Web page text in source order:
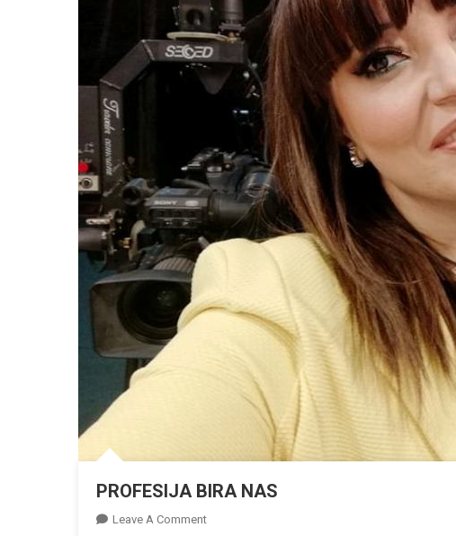
PROFESIJA BIRA NAS
Leave A CommentOn